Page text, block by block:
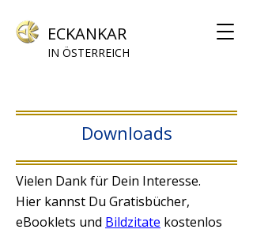
ECKANKAR
IN ÖSTERREICH
Downloads
Vielen Dank für Dein Interesse.
Hier kannst Du Gratisbücher,
eBooklets und Bildzitate kostenlos